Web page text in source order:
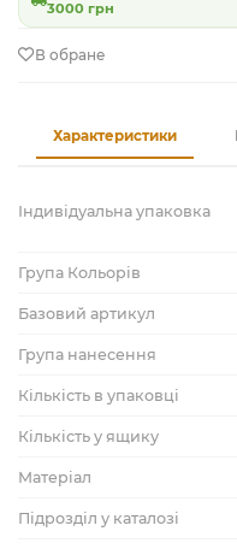
3000 грн
В обране
Характеристики
Індивідуальна упаковка
Група Кольорів
Базовий артикул
Група нанесення
Кількість в упаковці
Кількість у ящику
Матеріал
Підрозділ у каталозі